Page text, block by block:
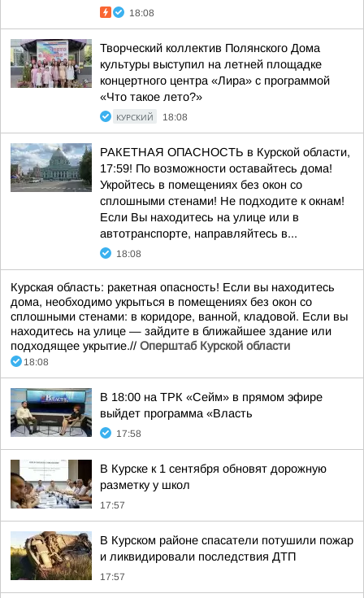
18:08
Творческий коллектив Полянского Дома
культуры выступил на летней площадке
концертного центра «Лира» с программой
«Что такое лето?»
КУРСКИЙ 18:08
РАКЕТНАЯ ОПАСНОСТЬ в Курской области,
17:59! По возможности оставайтесь дома!
Укройтесь в помещениях без окон со
сплошными стенами! Не подходите к окнам!
Если Вы находитесь на улице или в
автотранспорте, направляйтесь в...
18:08
Курская область: ракетная опасность! Если вы находитесь
дома, необходимо укрыться в помещениях без окон со
сплошными стенами: в коридоре, ванной, кладовой. Если вы
находитесь на улице — зайдите в ближайшее здание или
подходящее укрытие.// Оперштаб Курской области
18:08
В 18:00 на ТРК «Сейм» в прямом эфире
выйдет программа «Власть
17:58
В Курске к 1 сентября обновят дорожную
разметку у школ
17:57
В Курском районе спасатели потушили пожар
и ликвидировали последствия ДТП
17:57